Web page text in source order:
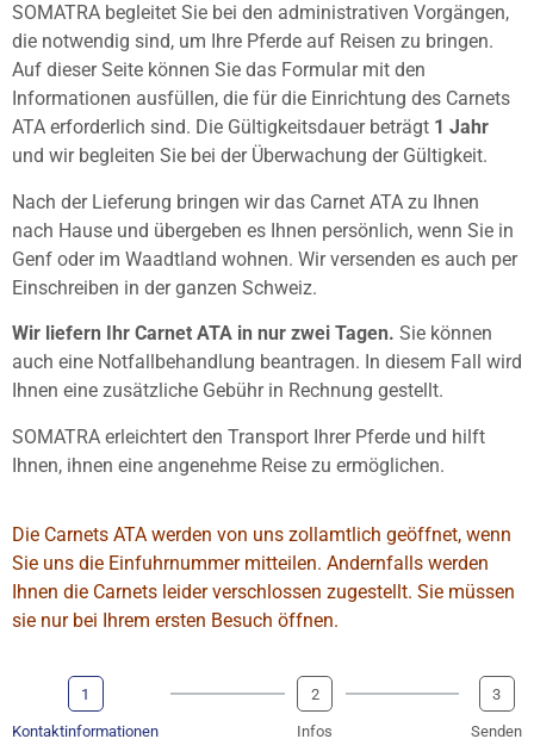
SOMATRA begleitet Sie bei den administrativen Vorgängen,
die notwendig sind, um Ihre Pferde auf Reisen zu bringen.
Auf dieser Seite können Sie das Formular mit den
Informationen ausfüllen, die für die Einrichtung des Carnets
ATA erforderlich sind. Die Gültigkeitsdauer beträgt 1 Jahr
und wir begleiten Sie bei der Überwachung der Gültigkeit.
Nach der Lieferung bringen wir das Carnet ATA zu Ihnen
nach Hause und übergeben es Ihnen persönlich, wenn Sie in
Genf oder im Waadtland wohnen. Wir versenden es auch per
Einschreiben in der ganzen Schweiz.
Wir liefern Ihr Carnet ATA in nur zwei Tagen. Sie können
auch eine Notfallbehandlung beantragen. In diesem Fall wird
Ihnen eine zusätzliche Gebühr in Rechnung gestellt.
SOMATRA erleichtert den Transport Ihrer Pferde und hilft
Ihnen, ihnen eine angenehme Reise zu ermöglichen.
Die Carnets ATA werden von uns zollamtlich geöffnet, wenn
Sie uns die Einfuhrnummer mitteilen. Andernfalls werden
Ihnen die Carnets leider verschlossen zugestellt. Sie müssen
sie nur bei Ihrem ersten Besuch öffnen.
1
Kontaktinformationen
2
Infos
3
Senden